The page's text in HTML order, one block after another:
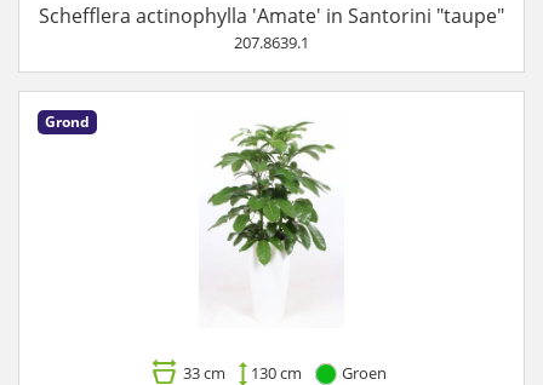
Schefflera actinophylla 'Amate' in Santorini "taupe"
207.8639.1
Grond
33 cm 130 cm Groen